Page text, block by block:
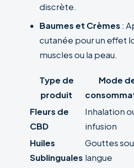
discrète.
Baumes et Crèmes :
cutanée pour un effet
muscles ou la peau.
Type de
produit
Mode
Fleurs de
CBD
Inhalation
infusion
Huiles
Sublinguales
Gouttes
langue